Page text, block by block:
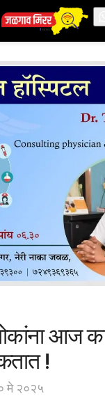
आज
!
मे २०२५